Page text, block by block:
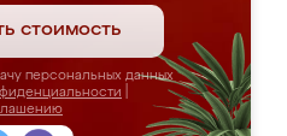
стоимость
персональных данных